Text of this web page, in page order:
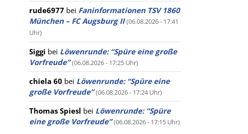
rude6977 bei Faninformationen TSV 1860
München – FC Augsburg II (06.08.2026 - 17:41
Uhr)
Siggi bei Löwenrunde: “Spüre eine große
Vorfreude” (06.08.2026 - 17:25 Uhr)
chiela 60 bei Löwenrunde: “Spüre eine
große Vorfreude” (06.08.2026 - 17:24 Uhr)
Thomas Spiesl bei Löwenrunde: “Spüre
eine große Vorfreude” (06.08.2026 - 17:15 Uhr)